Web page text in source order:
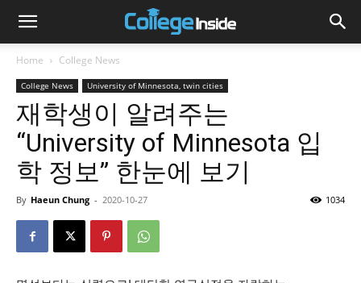
Home College News
College News University of Minnesota, twin cities
재학생이 알려주는
“University of Minnesota 입
학 정보” 한눈에 보기
By Haeun Chung - 2020-10-27 1034